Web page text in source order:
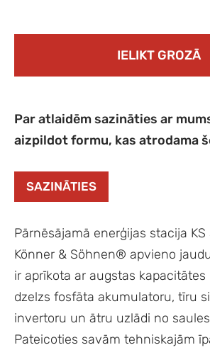
IELIKT GROZĀ
Par atlaidēm sazināties ar
aizpildot formu, kas atrodama
SAZINĀTIES
Pārnēsājamā enerģijas stacija
Könner & Söhnen® apvieno
ir aprīkota ar augstas kapacitātes
dzelzs fosfāta akumulatoru, tīru
invertoru un ātru uzlādi no
Pateicoties savām tehniskajām